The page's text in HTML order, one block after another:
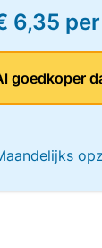
6,35
goedkoper